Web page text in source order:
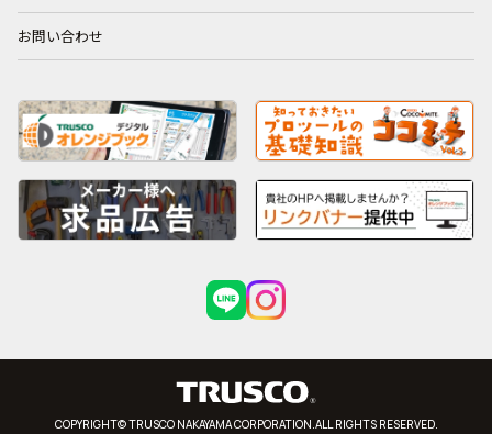
お問い合わせ
COPYRIGHT© TRUSCO NAKAYAMA CORPORATION.ALL RIGHTS RESERVED.